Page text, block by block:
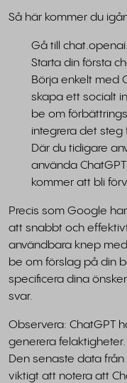
Så här kommer du
Gå till
Starta din första
Börja enkelt med
skapa ett socialt
be om
integrera det steg
Där du tidigare
använda
kommer att bli
Precis som Google
att snabbt och
användbara knep
be om förslag på din
specificera dina
svar.
Observera: ChatGPT
generera
Den senaste data från
viktigt att notera att